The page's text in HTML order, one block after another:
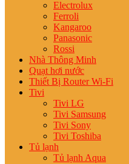
Electrolux
Ferroli
Kangaroo
Panasonic
Rossi
Nhà Thông Minh
Quạt hơi nước
Thiết Bị Router Wi-Fi
Tivi
Tivi LG
Tivi Samsung
Tivi Sony
Tivi Toshiba
Tủ lạnh
Tủ lạnh Aqua